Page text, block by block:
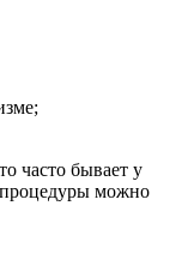
часто бывает у
можно